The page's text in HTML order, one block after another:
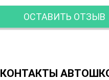
ОСТАВИТЬ ОТЗЫВ
КОНТАКТЫ